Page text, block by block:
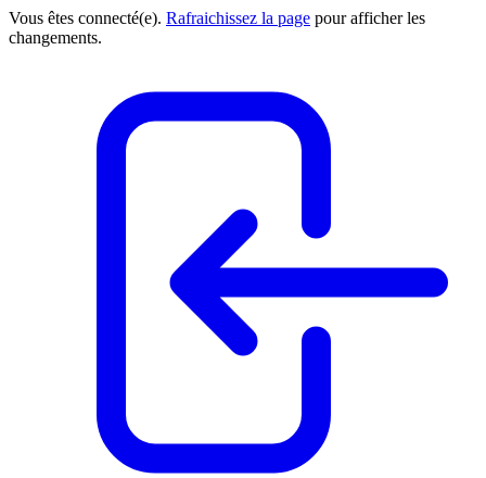
Vous êtes connecté(e). Rafraichissez la page pour afficher les
changements.